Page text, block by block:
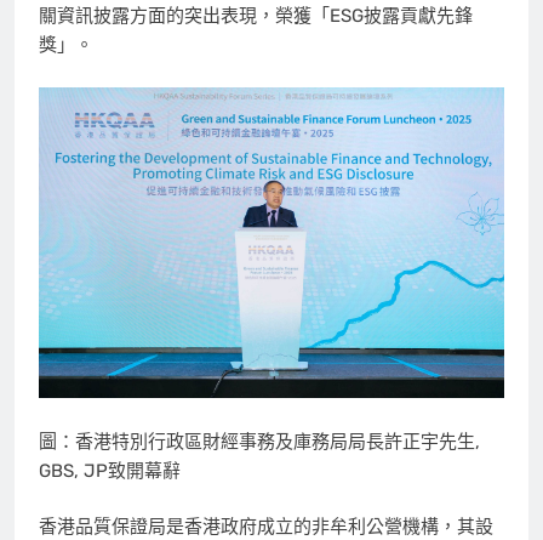
關資訊披露方面的突出表現，榮獲「ESG披露貢獻先鋒
獎」。
圖：香港特別行政區財經事務及庫務局局長許正宇先生,
GBS, JP致開幕辭
香港品質保證局是香港政府成立的非牟利公營機構，其設